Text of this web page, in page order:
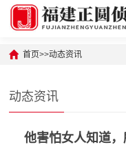
首页>>动态资讯
动态资讯
他害怕女人知道